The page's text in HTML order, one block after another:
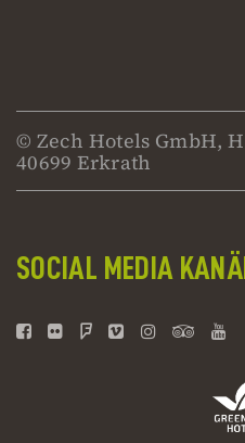
© Zech Hotels GmbH,
40699 Erkrath
SOCIAL MEDIA